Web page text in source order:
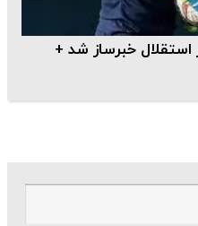
استقلال خبرساز شد +